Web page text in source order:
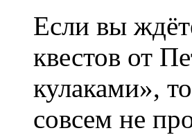
Если вы
квестов от
кулаками»,
совсем не